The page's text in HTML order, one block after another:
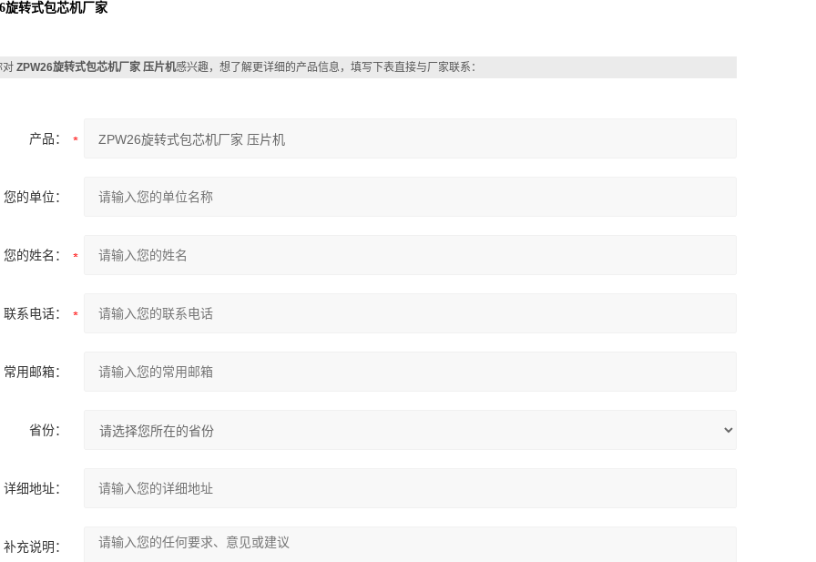
旋转式包芯机厂家
ZPW26旋转式包芯机厂家 压片机感兴趣，想了解更详细的产品信息，填写下表直接与厂家联系：
产品：
您的单位：
您的姓名：
联系电话：
常用邮箱：
省份：
详细地址：
补充说明：